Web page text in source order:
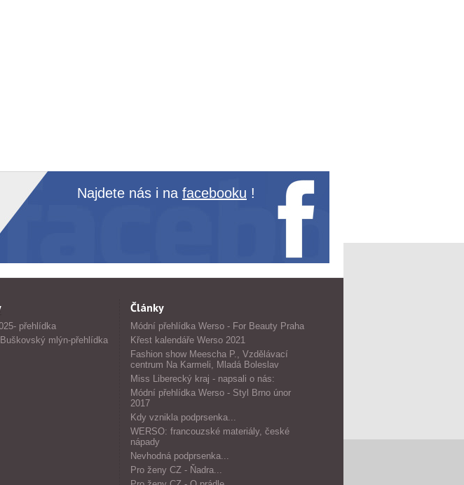
Najdete nás i na facebooku !
přehlídka
mlýn-přehlídka
Články
Módní přehlídka Werso - For Beauty Praha
Křest kalendáře Werso 2021
Fashion show Meescha P., Vzdělávací
centrum Na Karmeli, Mladá Boleslav
Miss Liberecký kraj - napsali o nás:
Módní přehlídka Werso - Styl Brno únor
2017
Kdy vznikla podprsenka...
WERSO: francouzské materiály, české
nápady
Nevhodná podprsenka...
Pro ženy CZ - Ňadra...